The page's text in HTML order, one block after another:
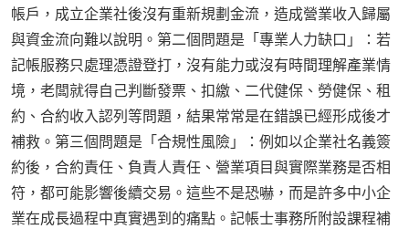
帳戶，成立企業社後沒有重新規劃金流，造成營業收入歸屬
與資金流向難以說明。第二個問題是「專業人力缺口」：若
記帳服務只處理憑證登打，沒有能力或沒有時間理解產業情
境，老闆就得自己判斷發票、扣繳、二代健保、勞健保、租
約、合約收入認列等問題，結果常常是在錯誤已經形成後才
補救。第三個問題是「合規性風險」：例如以企業社名義簽
約後，合約責任、負責人責任、營業項目與實際業務是否相
符，都可能影響後續交易。這些不是恐嚇，而是許多中小企
業在成長過程中真實遇到的痛點。記帳士事務所附設課程補